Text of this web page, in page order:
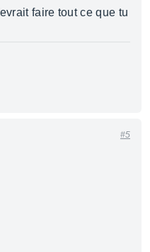
faire tout ce que tu
#5